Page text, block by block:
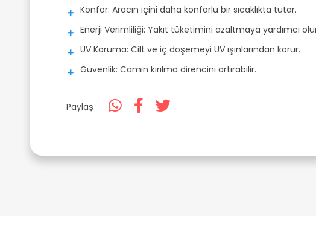
Konfor: Aracın içini daha konforlu bir sıcaklıkta tutar.
Enerji Verimliliği: Yakıt tüketimini azaltmaya yardımcı
UV Koruma: Cilt ve iç döşemeyi UV ışınlarından korur.
Güvenlik: Camın kırılma direncini artırabilir.
Paylaş